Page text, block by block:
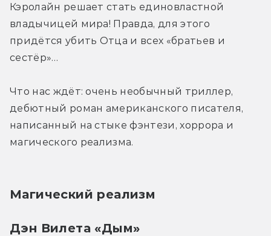
Кэролайн решает стать единовластной
владычицей мира! Правда, для этого
придётся убить Отца и всех «братьев и
сестёр»…
Что нас ждёт: очень необычный триллер,
дебютный роман американского писателя,
написанный на стыке фэнтези, хоррора и
магического реализма.
Магический реализм
Дэн Вилета «Дым»